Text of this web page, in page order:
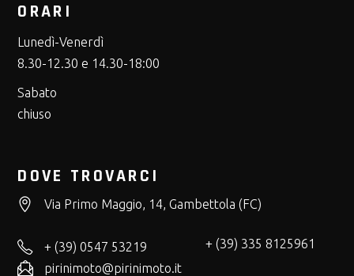
ORARI
Lunedì-Venerdì
8.30-12.30 e 14.30-18:00
Sabato
chiuso
DOVE TROVARCI
Via Primo Maggio, 14, Gambettola (FC)
+ (39) 0547 53219
+ (39) 335 8125961
pirinimoto@pirinimoto.it